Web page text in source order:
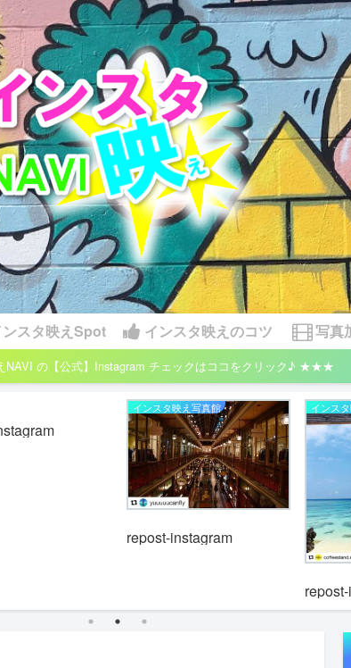
スタ映えSpot インスタ映えのコツ 写真
の【公式】Instagram チェックはココをクリック♪ ★★★
写真館 インスタ映え写真館
repost-instagram
インス